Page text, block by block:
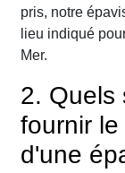
pris, notre
lieu indiqué
Mer.
2. Quels
fournir
d'une